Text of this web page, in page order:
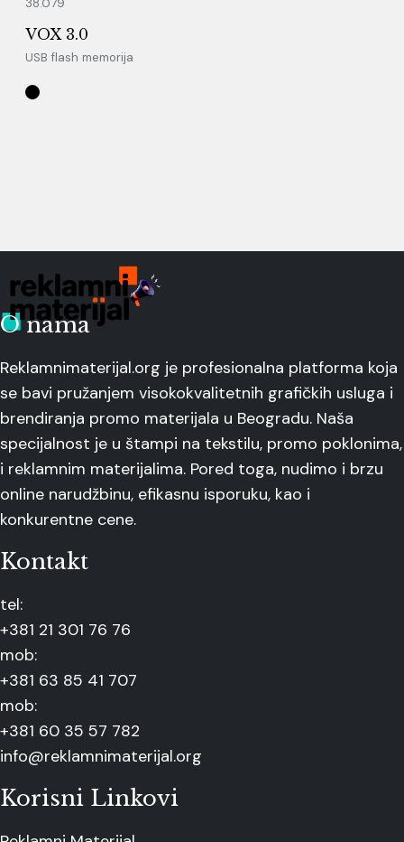
VOX 3.0
USB flash memorija
O nama
Reklamnimaterijal.org je profesionalna platforma koja
se bavi pružanjem visokokvalitetnih grafičkih usluga i
brendiranja promo materijala u Beogradu. Naša
specijalnost je u štampi na tekstilu, promo poklonima,
i reklamnim materijalima. Pored toga, nudimo i brzu
online narudžbinu, efikasnu isporuku, kao i
konkurentne cene.
Kontakt
tel:
+381 21 301 76 76
mob:
+381 63 85 41 707
mob:
+381 60 35 57 782
info@reklamnimaterijal.org
Korisni Linkovi